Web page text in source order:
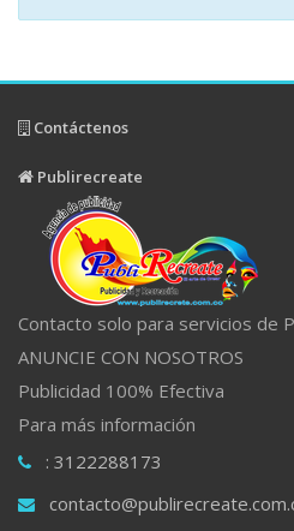
Contáctenos
Publirecreate
Contacto solo para servicios de
ANUNCIE CON NOSOTROS
Publicidad 100% Efectiva
Para más información
: 3122288173